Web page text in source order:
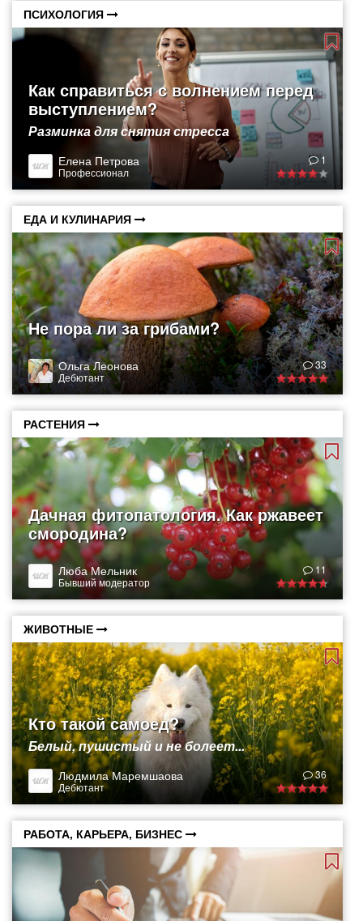
ПСИХОЛОГИЯ
Как справиться с волнением перед
выступлением?
Разминка для снятия стресса
Елена Петрова
Профессионал
1
ЕДА И КУЛИНАРИЯ
Не пора ли за грибами?
Ольга Леонова
Дебютант
33
РАСТЕНИЯ
Дачная фитопатология. Как ржавеет
смородина?
Люба Мельник
Бывший модератор
11
ЖИВОТНЫЕ
Кто такой самоед?
Белый, пушистый и не болеет...
Людмила Маремшаова
Дебютант
36
РАБОТА, КАРЬЕРА, БИЗНЕС